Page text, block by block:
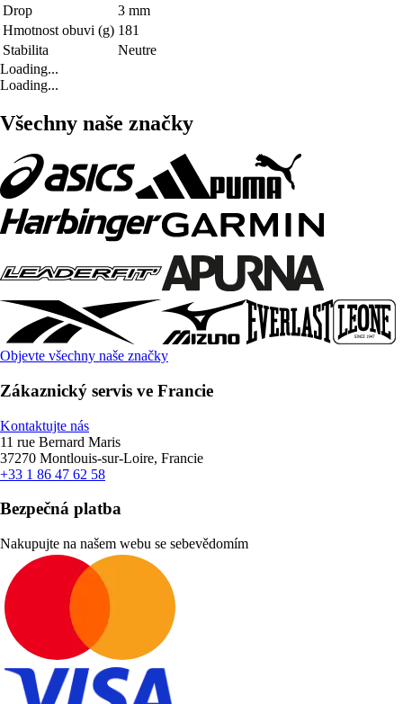
Drop
3 mm
Hmotnost obuvi (g) 181
Stabilita
Neutre
Loading...
Loading...
Všechny naše značky
Objevte všechny naše značky
Zákaznický servis ve Francie
Kontaktujte nás
11 rue Bernard Maris
37270 Montlouis-sur-Loire, Francie
+33 1 86 47 62 58
Bezpečná platba
Nakupujte na našem webu se sebevědomím